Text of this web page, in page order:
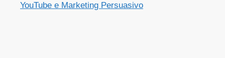
YouTube e Marketing Persuasivo